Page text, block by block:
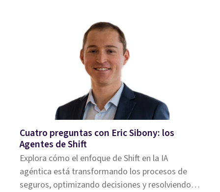
Cuatro preguntas con Eric Sibony: los
Agentes de Shift
Explora cómo el enfoque de Shift en la IA
agéntica está transformando los procesos de
seguros, optimizando decisiones y resolviendo